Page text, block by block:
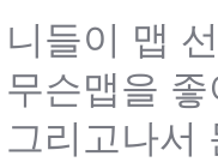
니들이 맵
무슨맵을
그리고나서